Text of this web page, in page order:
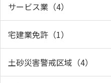
サービス業（4）
宅建業免許（1）
土砂災害警戒区域（4）